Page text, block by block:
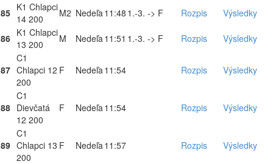
85 K1 Chlapci
14 200
M2 Nedeľa11:48 1.-3. -> F Rozpis Výsledky
86 K1 Chlapci
13 200
M Nedeľa11:51 1.-3. -> F Rozpis Výsledky
87
C1
Chlapci 12
200
F Nedeľa11:54 Rozpis Výsledky
88
C1
Dievčatá
12 200
F Nedeľa11:54 Rozpis Výsledky
89
C1
Chlapci 13
200
F Nedeľa11:57 Rozpis Výsledky